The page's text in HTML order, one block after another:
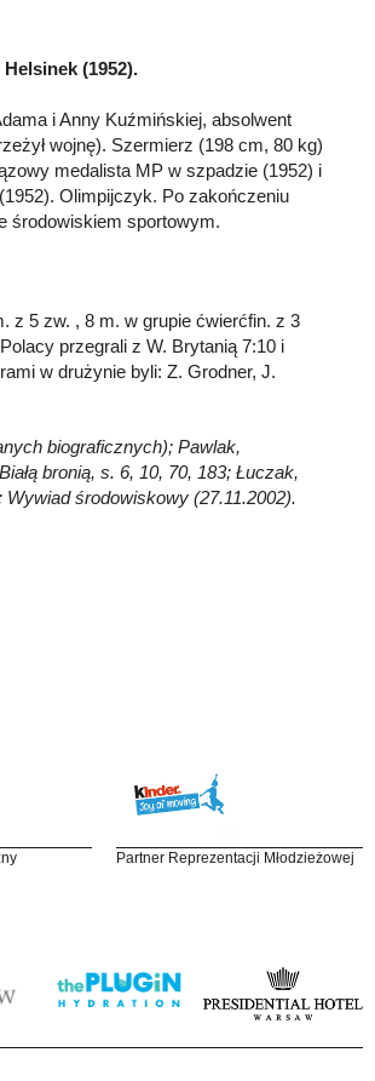
(1952).
i Anny Kuźmińskiej, absolwent
wojnę). Szermierz (198 cm, 80 kg)
medalista MP w szpadzie (1952) i
Olimpijczyk. Po zakończeniu
środowiskiem sportowym.
z 5 zw. , 8 m. w grupie ćwierćfin. z 3
przegrali z W. Brytanią 7:10 i
w drużynie byli: Z. Grodner, J.
biograficznych); Pawlak,
bronią, s. 6, 10, 70, 183; Łuczak,
środowiskowy (27.11.2002).
Partner Reprezentacji Młodzieżowej